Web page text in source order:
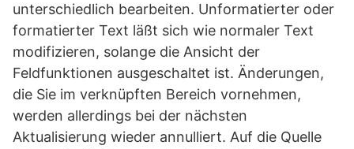
unterschiedlich bearbeiten. Unformatierter oder
formatierter Text läßt sich wie normaler Text
modifizieren, solange die Ansicht der
Feldfunktionen ausgeschaltet ist. Änderungen,
die Sie im verknüpften Bereich vornehmen,
werden allerdings bei der nächsten
Aktualisierung wieder annulliert. Auf die Quelle